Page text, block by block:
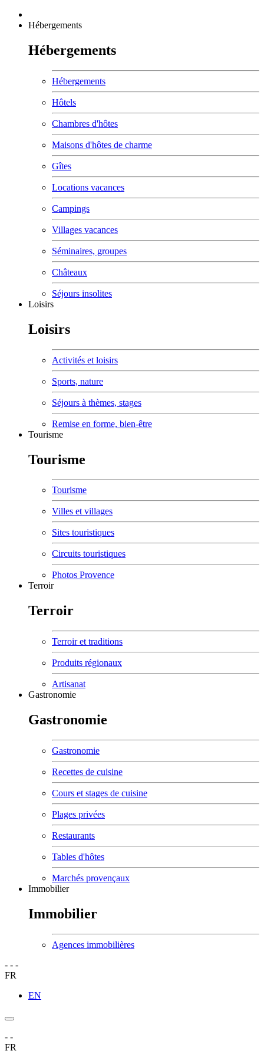
Hébergements
Hébergements
Hébergements
Hôtels
Chambres d'hôtes
Maisons d'hôtes de charme
Gîtes
Locations vacances
Campings
Villages vacances
Séminaires, groupes
Châteaux
Séjours insolites
Loisirs
Loisirs
Activités et loisirs
Sports, nature
Séjours à thèmes, stages
Remise en forme, bien-être
Tourisme
Tourisme
Tourisme
Villes et villages
Sites touristiques
Circuits touristiques
Photos Provence
Terroir
Terroir
Terroir et traditions
Produits régionaux
Artisanat
Gastronomie
Gastronomie
Gastronomie
Recettes de cuisine
Cours et stages de cuisine
Plages privées
Restaurants
Tables d'hôtes
Marchés provençaux
Immobilier
Immobilier
Agences immobilières
- - -
FR
EN
- -
FR